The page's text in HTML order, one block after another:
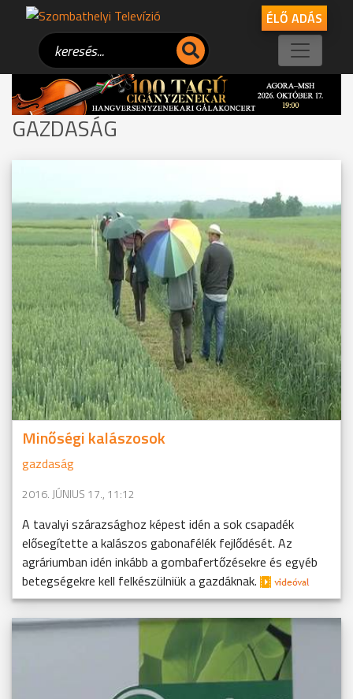
ÉLŐ ADÁS
GAZDASÁG
Minőségi kalászosok
gazdaság
2016. JÚNIUS 17., 11:12
A tavalyi szárazsághoz képest idén a sok csapadék
elősegítette a kalászos gabonafélék fejlődését. Az
agráriumban idén inkább a gombafertőzésekre és egyéb
betegségekre kell felkészülniük a gazdáknak.